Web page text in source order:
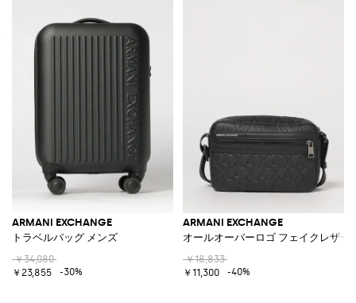
ARMANI EXCHANGE
トラベルバッグ メンズ
￥34,080
￥23,855
-30%
ARMANI EXCHANGE
オールオーバーロゴ フェイクレザー
￥18,833
￥11,300
-40%